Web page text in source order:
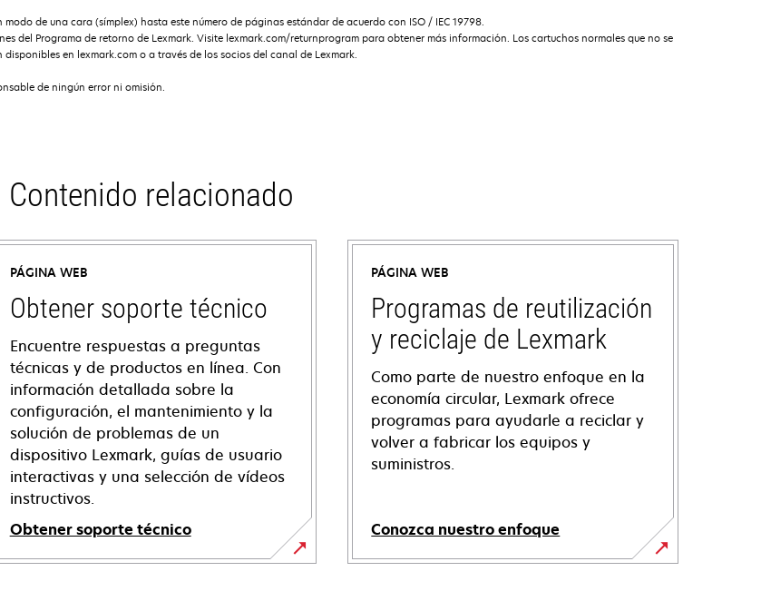
de una cara (símplex) hasta este número de páginas estándar de acuerdo con ISO / IEC 19798.
del Programa de retorno de Lexmark. Visite lexmark.com/returnprogram para obtener más información. Los cartuchos normales que no se
en lexmark.com o a través de los socios del canal de Lexmark.
de ningún error ni omisión.
Contenido relacionado
PÁGINA WEB
Obtener soporte técnico
Encuentre respuestas a preguntas
técnicas y de productos en línea. Con
información detallada sobre la
configuración, el mantenimiento y la
solución de problemas de un
dispositivo Lexmark, guías de usuario
interactivas y una selección de vídeos
instructivos.
Obtener soporte técnico
PÁGINA WEB
Programas de reutilización
y reciclaje de Lexmark
Como parte de nuestro enfoque en la
economía circular, Lexmark ofrece
programas para ayudarle a reciclar y
volver a fabricar los equipos y
suministros.
Conozca nuestro enfoque